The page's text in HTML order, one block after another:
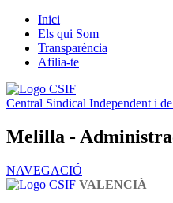
Inici
Els qui Som
Transparència
Afilia-te
Central Sindical Independent i
Melilla -
NAVEGACIÓ
VALENCIÀ